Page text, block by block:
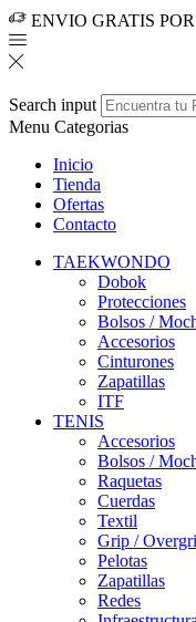
ENVIO GRATIS
Search input
Menu Categorias
Inicio
Tienda
Ofertas
Contacto
TAEKWONDO
Dobok
Protecciones
Bolsos /
Accesorios
Cinturones
Zapatillas
ITF
TENIS
Accesorios
Bolsos /
Raquetas
Cuerdas
Textil
Grip /
Pelotas
Zapatillas
Redes